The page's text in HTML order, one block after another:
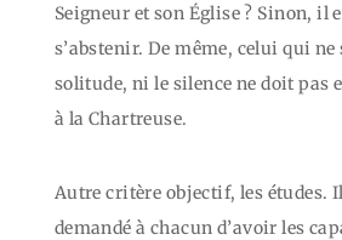
Seigneur et son Église ? Sinon, il
s’abstenir. De même, celui qui
solitude, ni le silence ne doit pas
à la Chartreuse.
Autre critère objectif, les études. Il
demandé à chacun d’avoir les